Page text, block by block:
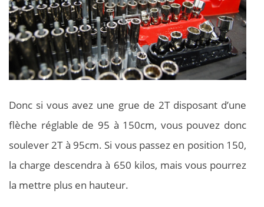
Donc si vous avez une grue de 2T disposant d’une
flèche réglable de 95 à 150cm, vous pouvez donc
soulever 2T à 95cm. Si vous passez en position 150,
la charge descendra à 650 kilos, mais vous pourrez
la mettre plus en hauteur.